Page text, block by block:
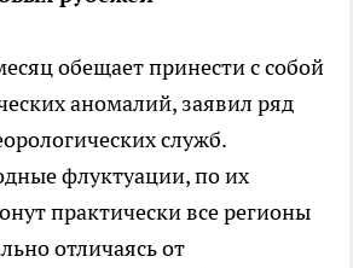
обещает принести с собой
аномалий, заявил ряд
служб.
флуктуации, по их
практически все регионы
отличаясь от